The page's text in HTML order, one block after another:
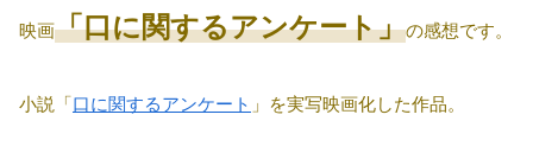
映画「口に関するアンケート」の感想です。
小説「口に関するアンケート 」を実写映画化した作品。